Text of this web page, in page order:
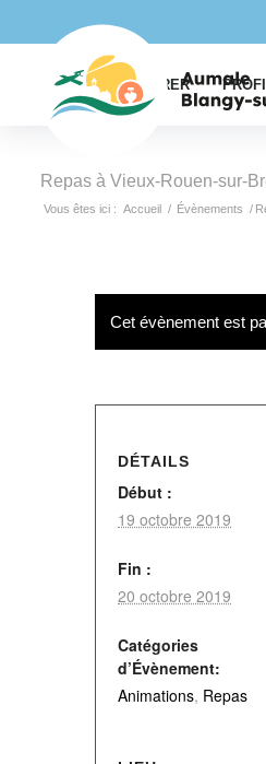
EXPLORER
Repas à Vieux-Rouen-sur-
Vous êtes ici : Accueil / Évènements /
Cet évènement est
DÉTAILS
Début :
19 octobre 2019
Fin :
20 octobre 2019
Catégories
d’Évènement:
Animations, Repas